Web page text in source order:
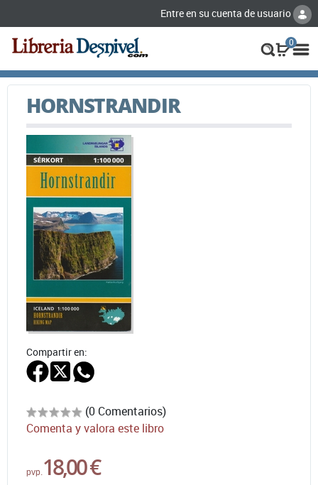
Entre en su cuenta de usuario
0
HORNSTRANDIR
Compartir en:
(0 Comentarios)
Comenta y valora este libro
pvp. 18,00 €